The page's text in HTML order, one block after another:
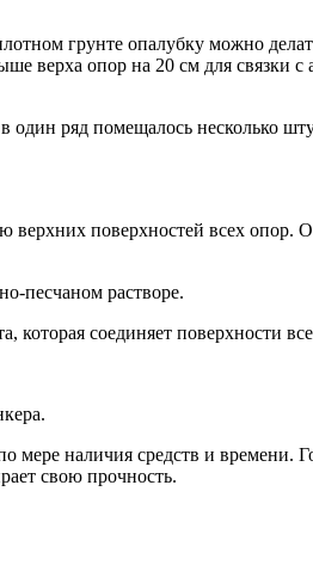
грунте опалубку можно
верха опор на 20 см для связки с
ряд помещалось несколько
поверхностей всех опор.
песчаном растворе.
которая соединяет поверхности
наличия средств и времени.
свою прочность.